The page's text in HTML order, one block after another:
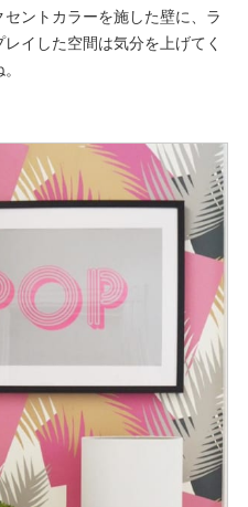
ントカラーを施した壁に、ラ
イした空間は気分を上げてく